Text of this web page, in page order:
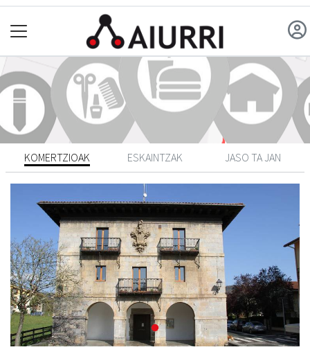
KOMERTZIOAK ESKAINTZAK JASO TA JAN